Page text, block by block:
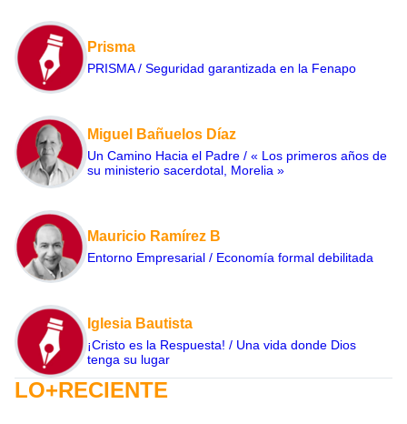
Prisma
PRISMA / Seguridad garantizada en la Fenapo
Miguel Bañuelos Díaz
Un Camino Hacia el Padre / « Los primeros años de
su ministerio sacerdotal, Morelia »
Mauricio Ramírez B
Entorno Empresarial / Economía formal debilitada
Iglesia Bautista
¡Cristo es la Respuesta! / Una vida donde Dios
tenga su lugar
LO+RECIENTE